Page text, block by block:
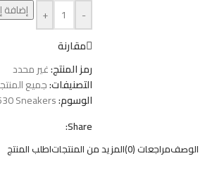
-
+
إضافة
مقارنة
رمز المنتج:غير محدد
التصنيفات:جميع
الوسوم:Sneakers
Share:
الوصفمراجعات (0) المزيد من المنتجاتاطلب المنتج